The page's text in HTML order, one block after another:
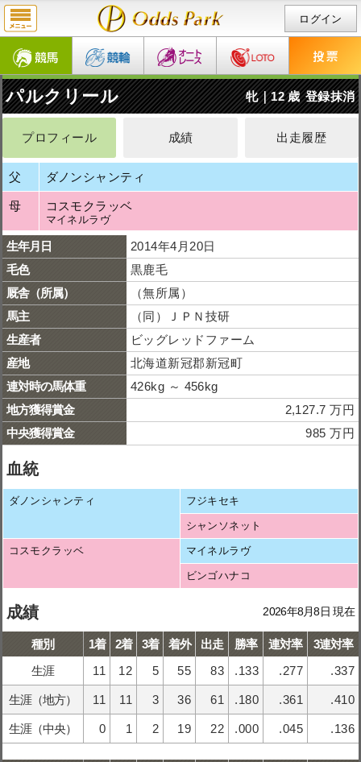
ログイン
パルクリール 牝｜12 歳 登録抹消
プロフィール 成績 出走履歴
父 ダノンシャンティ
母 コスモクラッベ
マイネルラヴ
生年月日
2014年4月20日
毛色
黒鹿毛
厩舎（所属）
（無所属）
馬主
（同）ＪＰＮ技研
生産者
ビッグレッドファーム
産地
北海道新冠郡新冠町
連対時の馬体重
426kg ～ 456kg
地方獲得賞金
2,127.7 万円
中央獲得賞金
985 万円
血統
ダノンシャンティ フジキセキ
シャンソネット
コスモクラッベ マイネルラヴ
ビンゴハナコ
成績 2026年8月8日 現在
種別 1着 2着 3着 着外 出走 勝率 連対率
3連対率
生涯
11 12 5 55 83 .133 .277 .337
生涯（地方） 11 11 3 36 61 .180 .361 .410
生涯（中央） 0 1 2 19 22 .000 .045 .136